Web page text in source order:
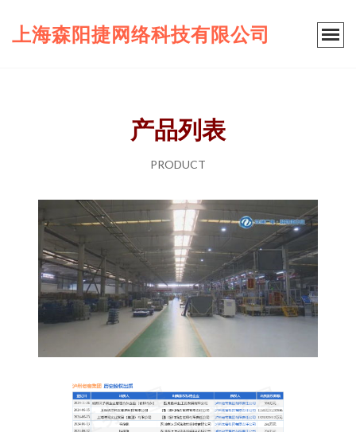
上海森阳捷网络科技有限公司
产品列表
PRODUCT